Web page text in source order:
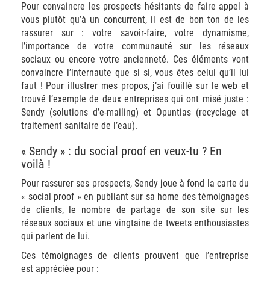
Pour convaincre les prospects hésitants de faire appel à
vous plutôt qu’à un concurrent, il est de bon ton de les
rassurer sur : votre savoir-faire, votre dynamisme,
l’importance de votre communauté sur les réseaux
sociaux ou encore votre ancienneté. Ces éléments vont
convaincre l’internaute que si si, vous êtes celui qu’il lui
faut ! Pour illustrer mes propos, j’ai fouillé sur le web et
trouvé l’exemple de deux entreprises qui ont misé juste :
Sendy (solutions d’e-mailing) et Opuntias (recyclage et
traitement sanitaire de l’eau).
« Sendy » : du social proof en veux-tu ? En
voilà !
Pour rassurer ses prospects, Sendy joue à fond la carte du
« social proof » en publiant sur sa home des témoignages
de clients, le nombre de partage de son site sur les
réseaux sociaux et une vingtaine de tweets enthousiastes
qui parlent de lui.
Ces témoignages de clients prouvent que l’entreprise
est appréciée pour :